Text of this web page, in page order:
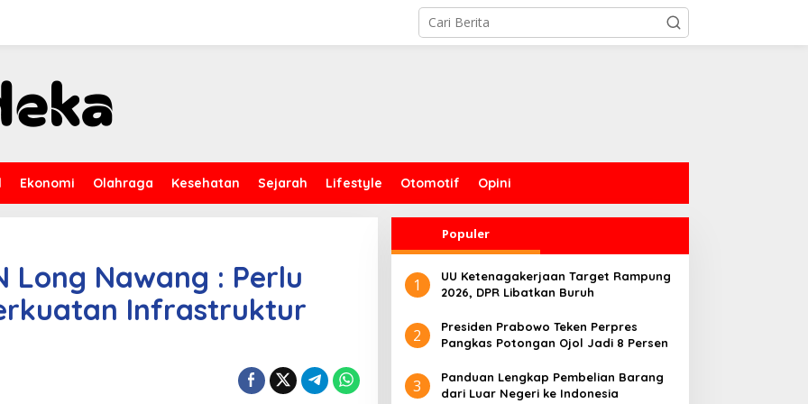
Ekonomi Olahraga Kesehatan Sejarah Lifestyle Otomotif Opini
Long Nawang : Perlu
Infrastruktur
Populer
1
UU Ketenagakerjaan Target Rampung
2026, DPR Libatkan Buruh
2
Presiden Prabowo Teken Perpres
Pangkas Potongan Ojol Jadi 8 Persen
3
Panduan Lengkap Pembelian Barang
dari Luar Negeri ke Indonesia